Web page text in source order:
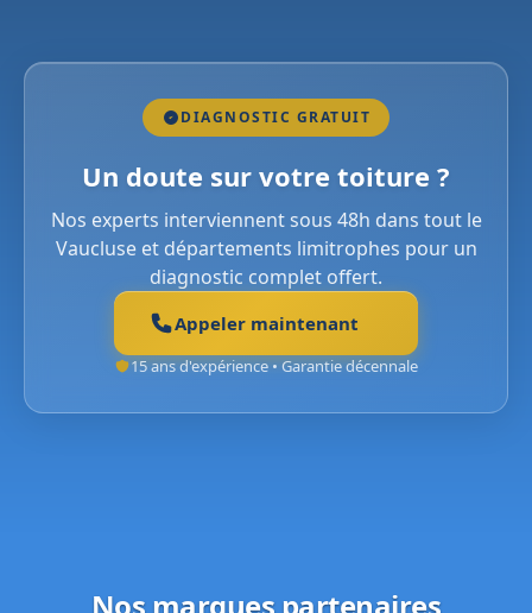
DIAGNOSTIC GRATUIT
Un doute sur votre toiture ?
Nos experts interviennent sous 48h dans tout le
Vaucluse et départements limitrophes pour un
diagnostic complet offert.
Appeler maintenant
15 ans d'expérience • Garantie décennale